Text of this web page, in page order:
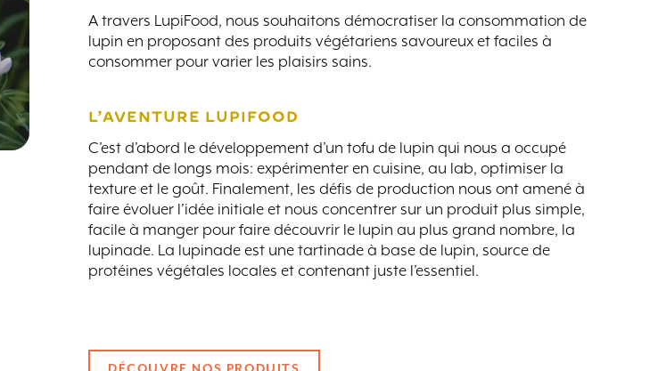
A travers LupiFood, nous souhaitons démocratiser la consommation de
lupin en proposant des produits végétariens savoureux et faciles à
consommer pour varier les plaisirs sains.
L’AVENTURE LUPIFOOD
C’est d’abord le développement d’un tofu de lupin qui nous a occupé
pendant de longs mois: expérimenter en cuisine, au lab, optimiser la
texture et le goût. Finalement, les défis de production nous ont amené à
faire évoluer l’idée initiale et nous concentrer sur un produit plus simple,
facile à manger pour faire découvrir le lupin au plus grand nombre, la
lupinade. La lupinade est une tartinade à base de lupin, source de
protéines végétales locales et contenant juste l’essentiel.